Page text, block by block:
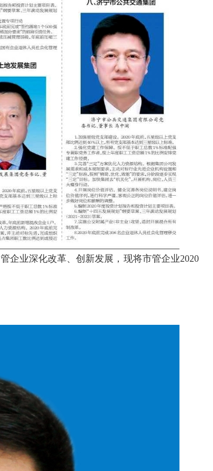
企业深化改革、创新发展，现将市管企业2020